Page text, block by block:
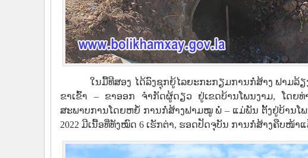
ໃນມື້ທີສອງ ໄດ້ລົງຊຸກຍູ້ໄລຍະກະກຽມການກໍ່ສ້າງ ຟາມລ້
ຂາເຂົ້າ – ຂາອອກ ຈໍາກັດຜູ້ດຽວ ຢູ່ເຂດບ້ານໂພນງາມ, ໂດ
ສະພາບການໂດຍຫຍໍ້ ການກໍ່ສ້າງຟາມໝູ ພໍ່ – ແມ່ພັນ ຕັ້ງຢູ່ບ້ານໂ
2022 ມີເນື້ອທີ່ທັງໝົດ 6 ເຮັກຕ່າ, ຮອດປັດຈຸບັນ ການກໍ່ສ້າງຄືບໜ້າແ